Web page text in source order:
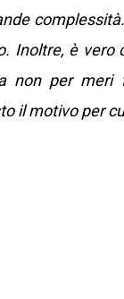
Inoltre, è vero
non per meri
il motivo per